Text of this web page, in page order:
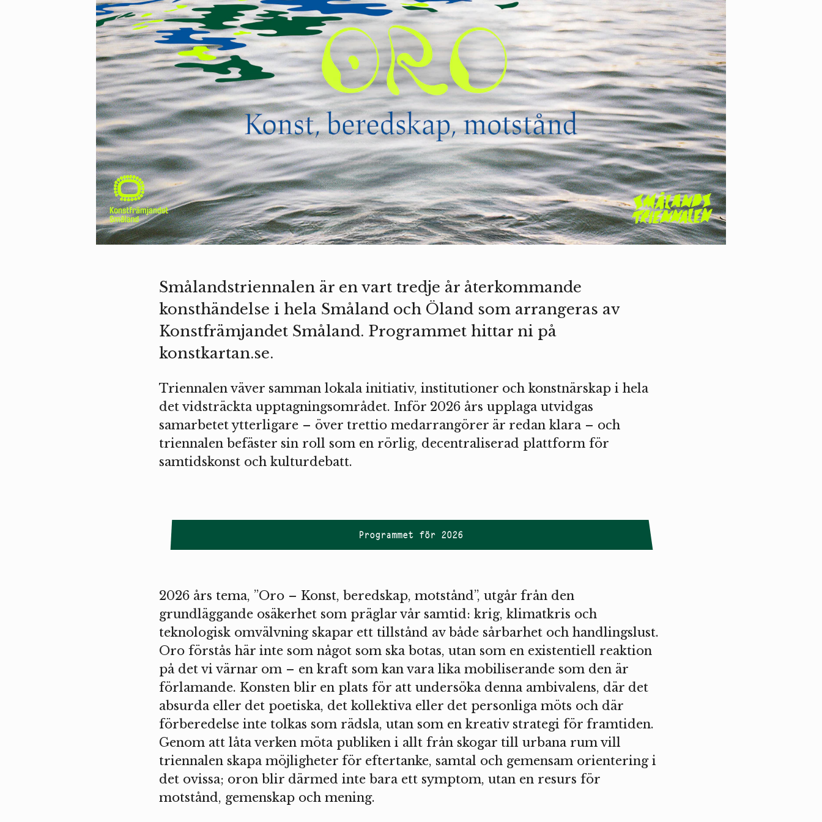
Smålandstriennalen är en vart tredje år återkommande
konsthändelse i hela Småland och Öland som arrangeras av
Konstfrämjandet Småland. Programmet hittar ni på
konstkartan.se.
Triennalen väver samman lokala initiativ, institutioner och konstnärskap i hela
det vidsträckta upptagningsområdet. Inför 2026 års upplaga utvidgas
samarbetet ytterligare – över trettio medarrangörer är redan klara – och
triennalen befäster sin roll som en rörlig, decentraliserad plattform för
samtidskonst och kulturdebatt.
Programmet för 2026
2026 års tema, ”Oro – Konst, beredskap, motstånd”, utgår från den
grundläggande osäkerhet som präglar vår samtid: krig, klimatkris och
teknologisk omvälvning skapar ett tillstånd av både sårbarhet och handlingslust.
Oro förstås här inte som något som ska botas, utan som en existentiell reaktion
på det vi värnar om – en kraft som kan vara lika mobiliserande som den är
förlamande. Konsten blir en plats för att undersöka denna ambivalens, där det
absurda eller det poetiska, det kollektiva eller det personliga möts och där
förberedelse inte tolkas som rädsla, utan som en kreativ strategi för framtiden.
Genom att låta verken möta publiken i allt från skogar till urbana rum vill
triennalen skapa möjligheter för eftertanke, samtal och gemensam orientering i
det ovissa; oron blir därmed inte bara ett symptom, utan en resurs för
motstånd, gemenskap och mening.